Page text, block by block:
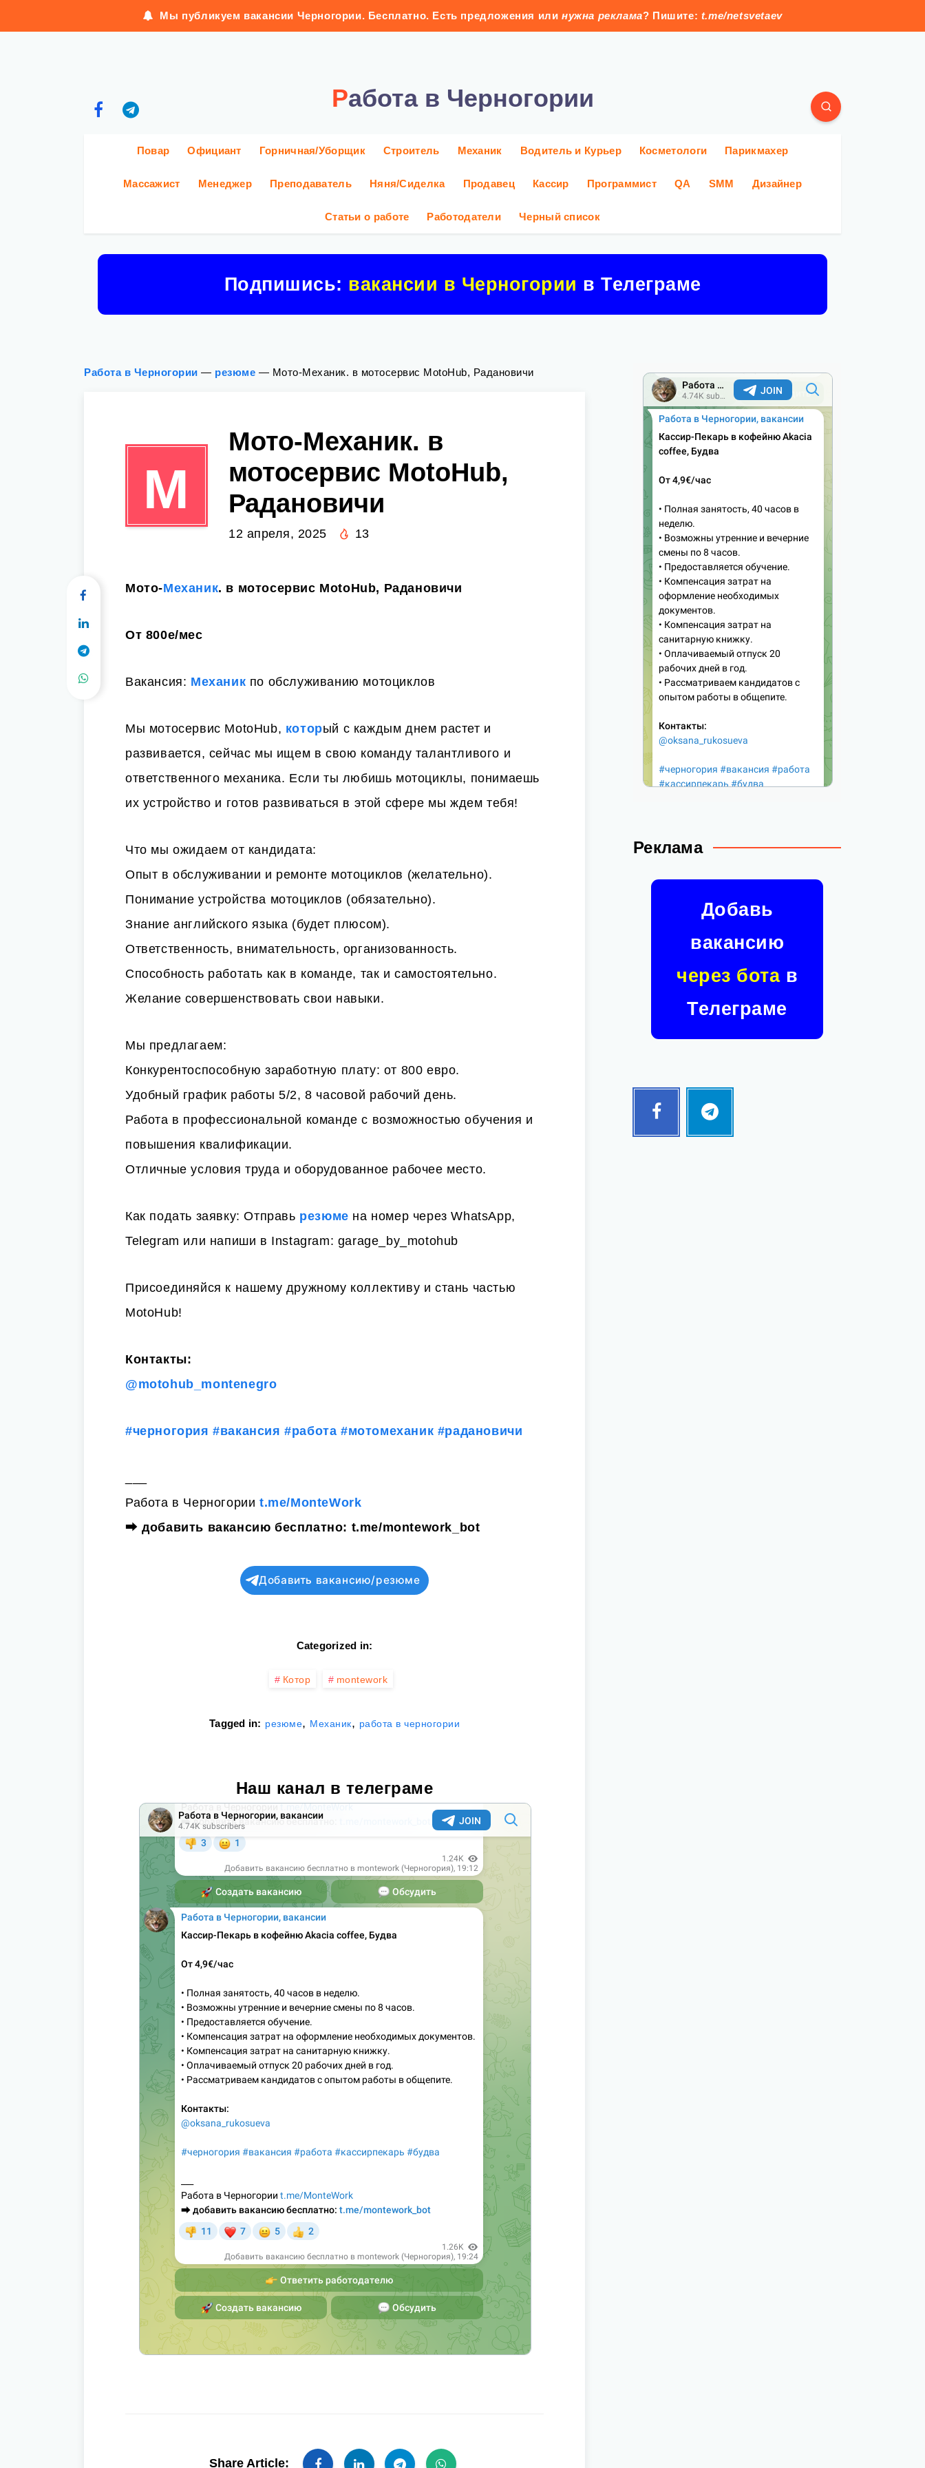
Мы публикуем вакансии Черногории. Бесплатно. Есть предложения или нужна реклама? Пишите: t.me/netsvetaev
Работа в Черногории
Повар Официант Горничная/Уборщик Строитель Механик Водитель и Курьер Косметологи Парикмахер
Массажист Менеджер Преподаватель Няня/Сиделка Продавец Кассир Программист QA SMM Дизайнер
Статьи о работе Работодатели Черный список
Подпишись: вакансии в Черногории в Телеграме
Работа в Черногории — резюме — Мото-Механик. в мотосервис MotoHub, Радановичи
М
Мото-Механик. в
мотосервис MotoHub,
Радановичи
12 апреля, 2025 13
Мото-Механик. в мотосервис MotoHub, Радановичи
От 800е/мес
Вакансия: Механик по обслуживанию мотоциклов
Мы мотосервис MotoHub, который с каждым днем растет и
развивается, сейчас мы ищем в свою команду талантливого и
ответственного механика. Если ты любишь мотоциклы, понимаешь
их устройство и готов развиваться в этой сфере мы ждем тебя!
Что мы ожидаем от кандидата:
Опыт в обслуживании и ремонте мотоциклов (желательно).
Понимание устройства мотоциклов (обязательно).
Знание английского языка (будет плюсом).
Ответственность, внимательность, организованность.
Способность работать как в команде, так и самостоятельно.
Желание совершенствовать свои навыки.
Мы предлагаем:
Конкурентоспособную заработную плату: от 800 евро.
Удобный график работы 5/2, 8 часовой рабочий день.
Работа в профессиональной команде с возможностью обучения и
повышения квалификации.
Отличные условия труда и оборудованное рабочее место.
Как подать заявку: Отправь резюме на номер через WhatsApp,
Telegram или напиши в Instagram: garage_by_motohub
Присоединяйся к нашему дружному коллективу и стань частью
MotoHub!
Контакты:
@motohub_montenegro
#черногория #вакансия #работа #мотомеханик #радановичи
Работа в Черногории t.me/MonteWork
⮕добавить вакансию бесплатно: t.me/montework_bot
Добавить вакансию/резюме
Categorized in:
Котор montework
Tagged in: резюме, Механик, работа в черногории
Наш канал в телеграме
Share Article:
Реклама
Добавь
вакансию
через ботав
Телеграме
Facebook
Follow
Telegram
Follow